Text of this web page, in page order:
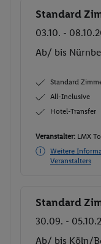
Buchen
Standard
03.10. -
Ab/ bis
Standard
All-Inclusive
Hotel-Transfer
Veranstalter: LMX
Weitere
Veranstalters
Buchen
Standard
30.09. -
Ab/ bis Köln/